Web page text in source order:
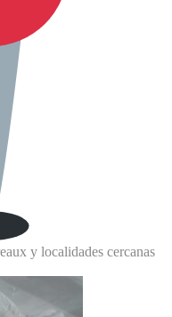
y localidades cercanas